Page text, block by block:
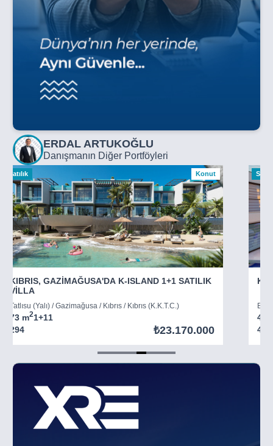
ERDAL ARTUKOĞLU
Danışmanın Diğer Portföyleri
Satılık Konut
KIBRIS, GAZİMAĞUSA'DA K-ISLAND 1+1 SATILIK
VİLLA
Tatlısu (Yalı) / Gazimağusa / Kıbrıs / Kıbrıs (K.K.T.C.)
73 m21+11
294
₺23.170.000
45
403
of